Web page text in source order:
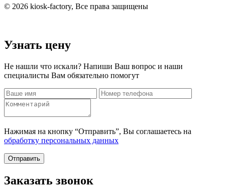
© 2026 kiosk-factory, Все права защищены
Узнать цену
Не нашли что искали? Напиши Ваш вопрос и наши
специалисты Вам обязательно помогут
Нажимая на кнопку “Отправить”, Вы соглашаетесь на
обработку персональных данных
Отправить
Заказать звонок